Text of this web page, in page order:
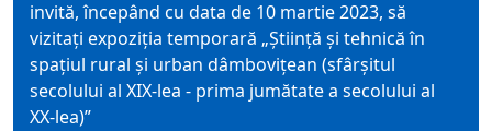
invită, începând cu data de 10 martie 2023, să
vizitați expoziția temporară „Știință și tehnică în
spațiul rural și urban dâmbovițean (sfârșitul
secolului al XIX-lea - prima jumătate a secolului al
XX-lea)”